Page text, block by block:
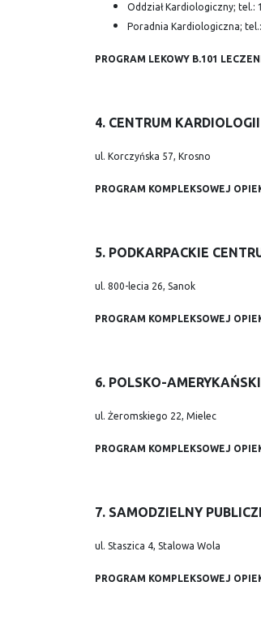
Oddział Kardiologiczny; tel.:
Poradnia Kardiologiczna;
PROGRAM LEKOWY B.101
4. CENTRUM
ul. Korczyńska 57, Krosno
PROGRAM KOMPLEKSOWEJ
5. PODKARPACKIE
ul. 800-lecia 26, Sanok
PROGRAM KOMPLEKSOWEJ
6. POLSKO-
ul. Żeromskiego 22, Mielec
PROGRAM KOMPLEKSOWEJ
7. SAMODZIELNY
ul. Staszica 4, Stalowa Wola
PROGRAM KOMPLEKSOWEJ